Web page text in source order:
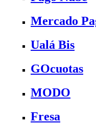
Mercado
Ualá Bis
GOcuotas
MODO
Fresa